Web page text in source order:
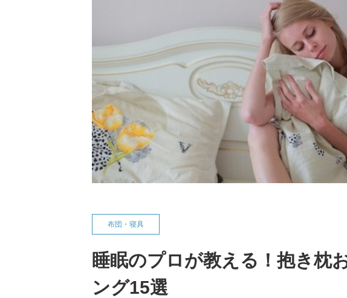
布団・寝具
睡眠のプロが教える！抱き枕
ング15選